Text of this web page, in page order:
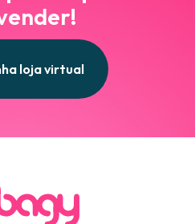
loja virtual